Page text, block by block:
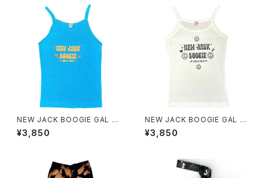
NEW JACK BOOGIE GAL Ca
misole
¥3,850
NEW JACK BOOGIE GAL Ca
misole
¥3,850